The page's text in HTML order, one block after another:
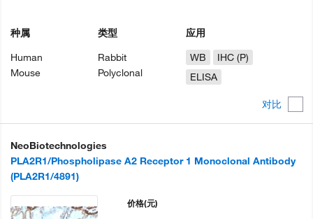
对比
种属
Human
Mouse
类型
Rabbit
Polyclonal
应用
WB
IHC (P)
ELISA
NeoBiotechnologies
PLA2R1/Phospholipase A2 Receptor 1 Monoclonal Antibody
(PLA2R1/4891)
价格(元)